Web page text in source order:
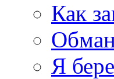
Как
Я